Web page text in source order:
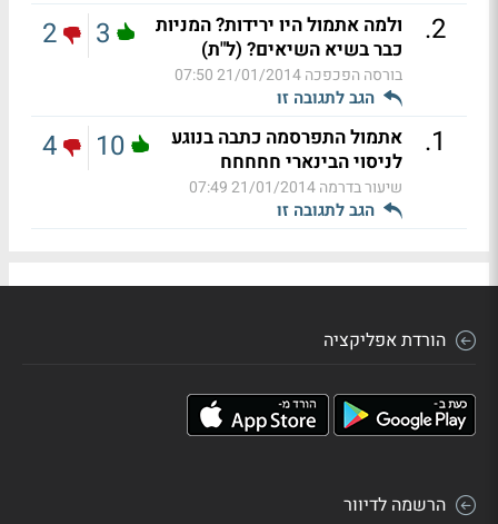
2
.
ולמה אתמול היו ירידות? המניות
כבר בשיא השיאים? (ל"ת)
בורסה הפכפכה21/01/2014 07:50
הגב לתגובה זו
3
2
1
.
אתמול התפרסמה כתבה בנוגע
לניסוי הבינארי חחחחח
שיעור בדרמה21/01/2014 07:49
הגב לתגובה זו
10
4
הורדת אפליקציה
הרשמה לדיוור